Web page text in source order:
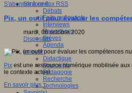
S'informer
Débats
Faits marquants
Interviews
Reportages
Brèves
Agenda
Innover
Didactique
Dispositifs
Pédagogie
Recherche
Technologies
S'abonner à ce flux RSS
Pix, un outil pour évaluer les
mardi, 06 octobre 2020
Dispositifs
Pix est une ressource numérique mobilisée
le contexte actuel.
En savoir plus...